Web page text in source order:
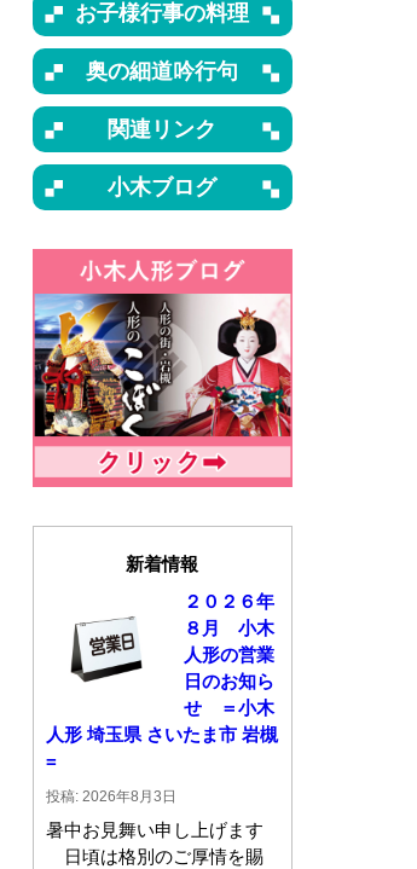
お子様行事の料理
奥の細道吟行句
関連リンク
小木ブログ
新着情報
２０２６年
８月 小木
人形の営業
日のお知ら
せ ＝小木
人形 埼玉県 さいたま市 岩槻
=
投稿: 2026年8月3日
暑中お見舞い申し上げます
日頃は格別のご厚情を賜